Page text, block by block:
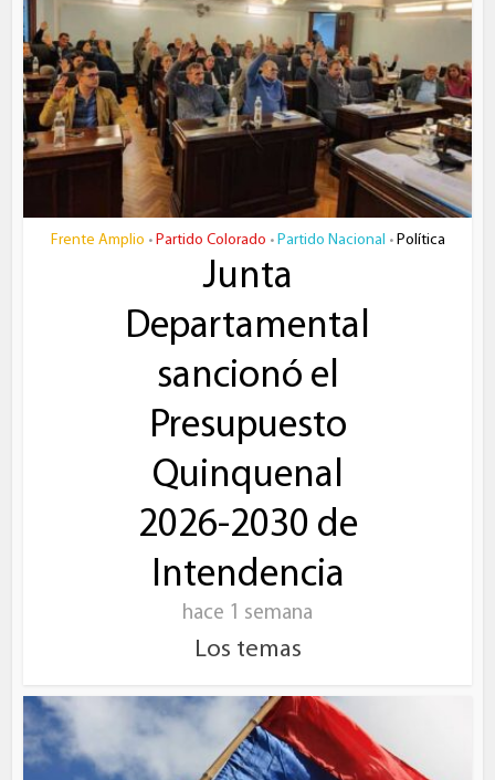
Frente Amplio • Partido Colorado • Partido Nacional • Política
Junta
Departamental
sancionó el
Presupuesto
Quinquenal
2026-2030 de
Intendencia
hace 1 semana
Los temas